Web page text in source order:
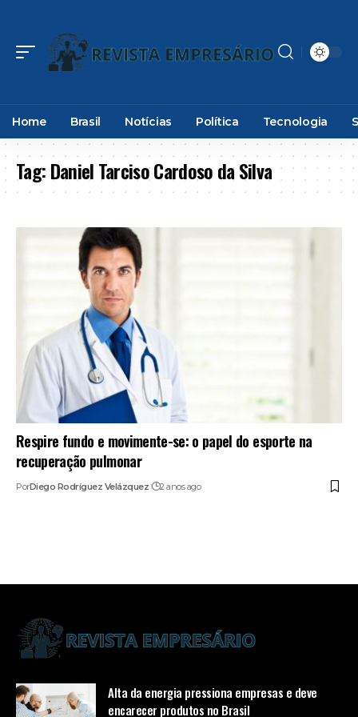
Home Brasil Notícias Política Tecnologia
Tag:Daniel Tarciso Cardoso da Silva
Respire fundo e movimente-se: o papel do esporte na
recuperação pulmonar
PorDiego Rodríguez Velázquez 2 anos ago
Alta da energia pressiona empresas e deve
encarecer produtos no Brasil